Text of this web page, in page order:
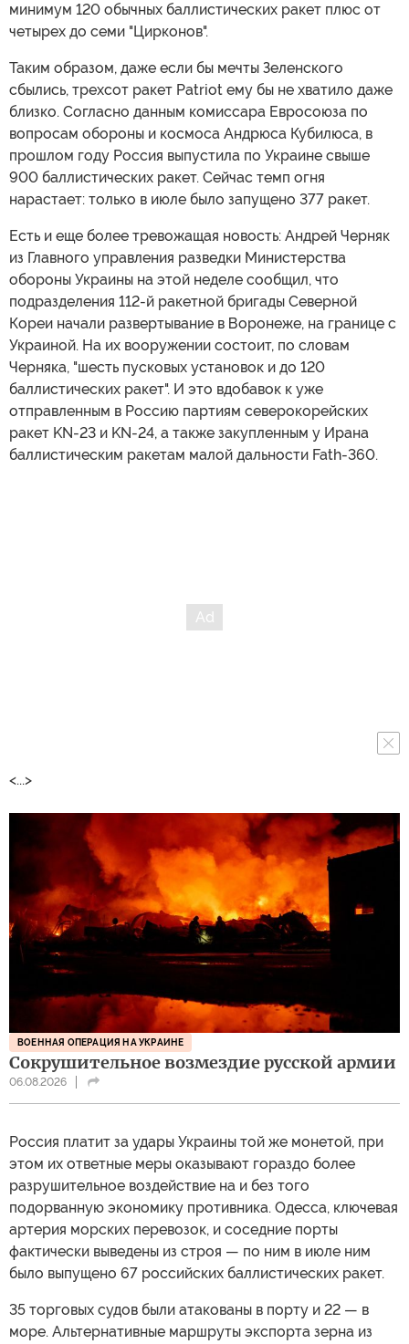
минимум 120 обычных баллистических ракет плюс от
четырех до семи "Цирконов".
Таким образом, даже если бы мечты Зеленского
сбылись, трехсот ракет Patriot ему бы не хватило даже
близко. Согласно данным комиссара Евросоюза по
вопросам обороны и космоса Андрюса Кубилюса, в
прошлом году Россия выпустила по Украине свыше
900 баллистических ракет. Сейчас темп огня
нарастает: только в июле было запущено 377 ракет.
Есть и еще более тревожащая новость: Андрей Черняк
из Главного управления разведки Министерства
обороны Украины на этой неделе сообщил, что
подразделения 112-й ракетной бригады Северной
Кореи начали развертывание в Воронеже, на границе с
Украиной. На их вооружении состоит, по словам
Черняка, "шесть пусковых установок и до 120
баллистических ракет". И это вдобавок к уже
отправленным в Россию партиям северокорейских
ракет KN-23 и KN-24, а также закупленным у Ирана
баллистическим ракетам малой дальности Fath-360.
<...>
ВОЕННАЯ ОПЕРАЦИЯ НА УКРАИНЕ
Сокрушительное возмездие русской армии
06.08.2026
Россия платит за удары Украины той же монетой, при
этом их ответные меры оказывают гораздо более
разрушительное воздействие на и без того
подорванную экономику противника. Одесса, ключевая
артерия морских перевозок, и соседние порты
фактически выведены из строя — по ним в июле ним
было выпущено 67 российских баллистических ракет.
35 торговых судов были атакованы в порту и 22 — в
море. Альтернативные маршруты экспорта зерна из